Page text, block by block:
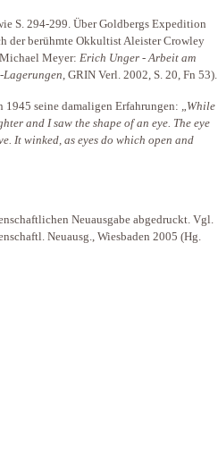
S. 294-299. Über Goldbergs Expedition
der berühmte Okkultist Aleister Crowley
Meyer: Erich Unger - Arbeit am
, GRIN Verl. 2002, S. 20, Fn 53).
seine damaligen Erfahrungen: „While
and I saw the shape of an eye. The eye
It winked, as eyes do which open and
Neuausgabe abgedruckt. Vgl.
Neuausg., Wiesbaden 2005 (Hg.